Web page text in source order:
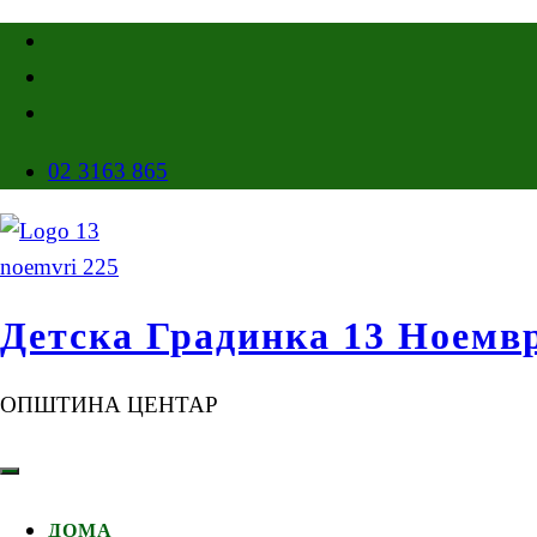
02 3163 865
Детска Градинка 13
ОПШТИНА ЦЕНТАР
ДОМА